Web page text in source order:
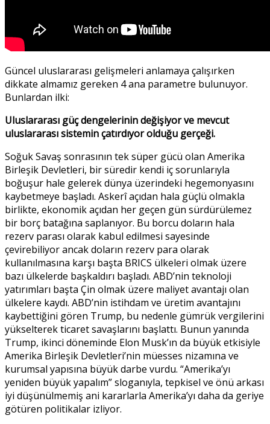
Güncel uluslararası gelişmeleri anlamaya çalışırken
dikkate almamız gereken 4 ana parametre bulunuyor.
Bunlardan ilki:
Uluslararası güç dengelerinin değişiyor ve mevcut
uluslararası sistemin çatırdıyor olduğu gerçeği.
Soğuk Savaş sonrasının tek süper gücü olan Amerika
Birleşik Devletleri, bir süredir kendi iç sorunlarıyla
boğuşur hale gelerek dünya üzerindeki hegemonyasını
kaybetmeye başladı. Askerî açıdan hala güçlü olmakla
birlikte, ekonomik açıdan her geçen gün sürdürülemez
bir borç batağına saplanıyor. Bu borcu doların hala
rezerv parası olarak kabul edilmesi sayesinde
çevirebiliyor ancak doların rezerv para olarak
kullanılmasına karşı başta BRICS ülkeleri olmak üzere
bazı ülkelerde başkaldırı başladı. ABD’nin teknoloji
yatırımları başta Çin olmak üzere maliyet avantajı olan
ülkelere kaydı. ABD’nin istihdam ve üretim avantajını
kaybettiğini gören Trump, bu nedenle gümrük vergilerini
yükselterek ticaret savaşlarını başlattı. Bunun yanında
Trump, ikinci döneminde Elon Musk’ın da büyük etkisiyle
Amerika Birleşik Devletleri’nin müesses nizamına ve
kurumsal yapısına büyük darbe vurdu. “Amerika’yı
yeniden büyük yapalım” sloganıyla, tepkisel ve önü arkası
iyi düşünülmemiş ani kararlarla Amerika’yı daha da geriye
götüren politikalar izliyor.